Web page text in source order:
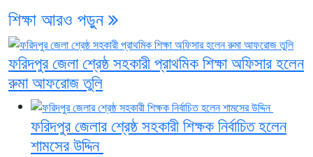
শিক্ষা আরও পড়ুন
ফরিদপুর জেলা শ্রেষ্ঠ সহকারী প্রাথমিক শিক্ষা অফিসার হলেন
রুমা আফরোজ তুলি
ফরিদপুর জেলার শ্রেষ্ঠ সহকারী শিক্ষক নির্বাচিত হলেন
শামসের উদ্দিন